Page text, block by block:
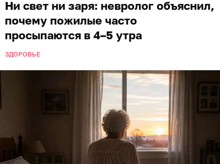
рассказала врач-невролог, специалист по лечению
головных и лицевых болей и тревожных расстройств
Юлия Прокофьева, её цитирует «Газета.Ru
К 4:00–5:00 в организме начинает расти уровень
кортизола, который отвечает за активность, а
мелатонина, поддерживающего сон, у пожилых
вырабатывается меньше. Кроме того, пик его
выработки с возрастом сдвигается на более раннее
время. Поэтому человек может уснуть около 21:30,
проспать положенные шесть-семь часов и
проснуться ещё до рассвета.